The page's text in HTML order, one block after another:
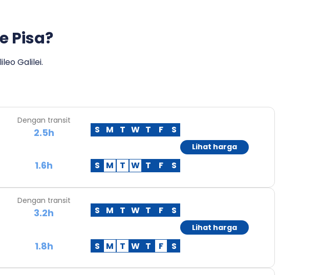
Pisa?
Galilei.
Dengan transit
2.5h S M T W T F S
1.6h S M T W T F S
Lihat harga
Dengan transit
3.2h S M T W T F S
1.8h S M T W T F S
Lihat harga